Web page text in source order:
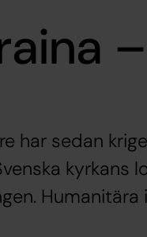
har sedan
kyrkans